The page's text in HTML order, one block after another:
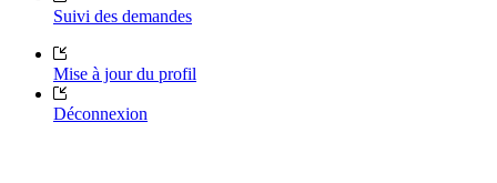
Suivi des demandes
Mise à jour du profil
Déconnexion